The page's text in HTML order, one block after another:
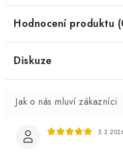
Hodnocení produktu
Diskuze